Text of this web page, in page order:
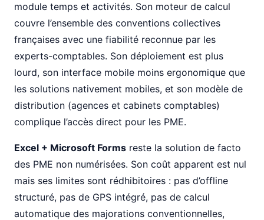
module temps et activités. Son moteur de calcul
couvre l’ensemble des conventions collectives
françaises avec une fiabilité reconnue par les
experts-comptables. Son déploiement est plus
lourd, son interface mobile moins ergonomique que
les solutions nativement mobiles, et son modèle de
distribution (agences et cabinets comptables)
complique l’accès direct pour les PME.
Excel + Microsoft Forms reste la solution de facto
des PME non numérisées. Son coût apparent est nul
mais ses limites sont rédhibitoires : pas d’offline
structuré, pas de GPS intégré, pas de calcul
automatique des majorations conventionnelles,